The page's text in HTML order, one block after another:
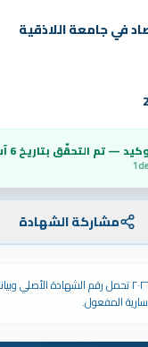
في جامعة اللاذقية
— تم التحقّق بتاريخ6 آب 2026
مشاركة الشهادة
نسخة رقمية مجدَّدة ٢٠٢٦ تحمل رقم الشهادة
سارية المفعول.